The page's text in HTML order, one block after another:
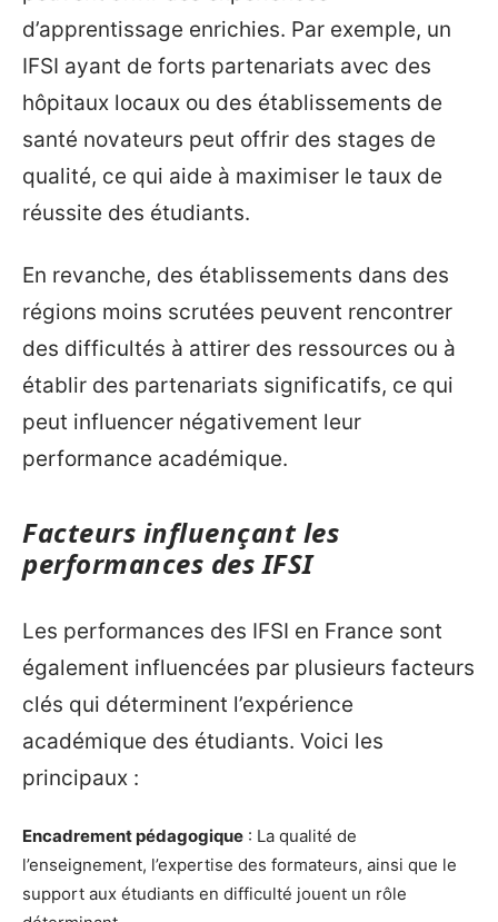
d’apprentissage enrichies. Par exemple, un
IFSI ayant de forts partenariats avec des
hôpitaux locaux ou des établissements de
santé novateurs peut offrir des stages de
qualité, ce qui aide à maximiser le taux de
réussite des étudiants.
En revanche, des établissements dans des
régions moins scrutées peuvent rencontrer
des difficultés à attirer des ressources ou à
établir des partenariats significatifs, ce qui
peut influencer négativement leur
performance académique.
Facteurs influençant les
performances des IFSI
Les performances des IFSI en France sont
également influencées par plusieurs facteurs
clés qui déterminent l’expérience
académique des étudiants. Voici les
principaux :
Encadrement pédagogique : La qualité de
l’enseignement, l’expertise des formateurs, ainsi que le
support aux étudiants en difficulté jouent un rôle